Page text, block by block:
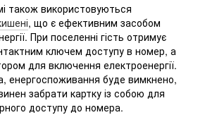
також використовуються
, що є ефективним засобом
При поселенні гість отримує
ключем доступу в номер, а
для включення електроенергії.
енергоспоживання буде вимкнено,
забрати картку із собою для
доступу до номера.